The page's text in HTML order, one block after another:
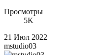
Просмотры
5K
21 Июл 2022
mstudio03